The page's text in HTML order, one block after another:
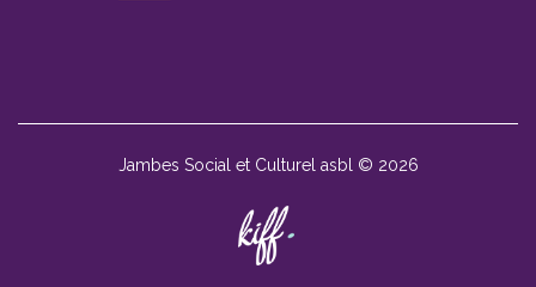
Jambes Social et Culturel asbl © 2026